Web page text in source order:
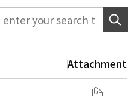
Attachment